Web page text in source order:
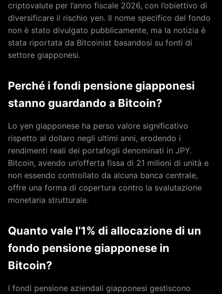
criptovalute per l’anno fiscale 2026, con l’obiettivo di
diversificare il rischio yen. Il nome specifico del fondo
non è stato divulgato pubblicamente, ma la notizia è
stata riportata da Bitcoinist basandosi su fonti di
settore giapponesi.
Perché i fondi pensione giapponesi
stanno guardando a Bitcoin?
Lo yen giapponese ha perso valore significativo
rispetto al dollaro negli ultimi anni, erodendo i
rendimenti reali dei portafogli denominati in JPY.
Bitcoin, avendo un’offerta fissa di 21 milioni di unità e
non essendo controllato da alcuna banca centrale,
offre una forma di copertura contro la svalutazione
monetaria strutturale.
Quanto vale l’1% di allocazione di un
fondo pensione giapponese in
Bitcoin?
I fondi pensione aziendali giapponesi gestiscono